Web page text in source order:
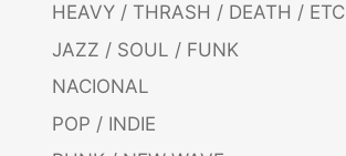
HEAVY / THRASH / DEATH / ETC
JAZZ / SOUL / FUNK
NACIONAL
POP / INDIE